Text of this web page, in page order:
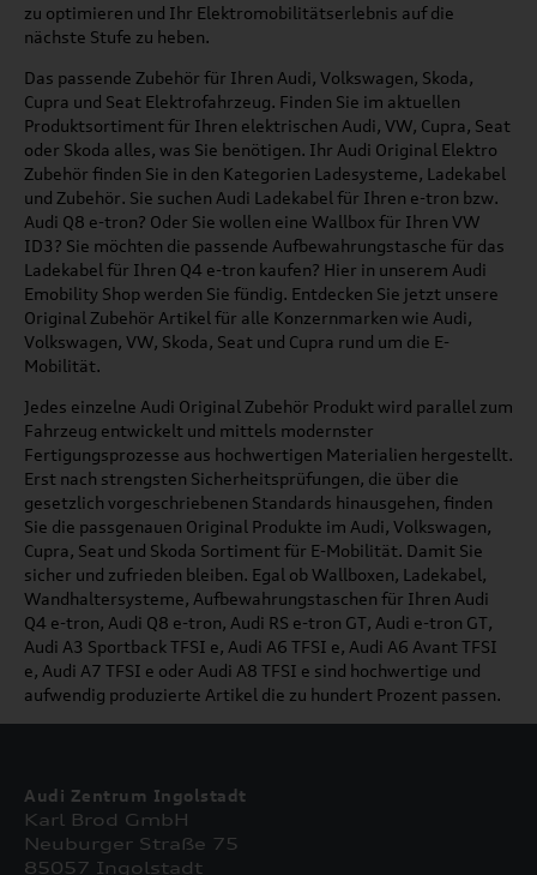
zu optimieren und Ihr Elektromobilitätserlebnis auf die
nächste Stufe zu heben.
Das passende Zubehör für Ihren Audi, Volkswagen, Skoda,
Cupra und Seat Elektrofahrzeug. Finden Sie im aktuellen
Produktsortiment für Ihren elektrischen Audi, VW, Cupra, Seat
oder Skoda alles, was Sie benötigen. Ihr Audi Original Elektro
Zubehör finden Sie in den Kategorien Ladesysteme, Ladekabel
und Zubehör. Sie suchen Audi Ladekabel für Ihren e-tron bzw.
Audi Q8 e-tron? Oder Sie wollen eine Wallbox für Ihren VW
ID3? Sie möchten die passende Aufbewahrungstasche für das
Ladekabel für Ihren Q4 e-tron kaufen? Hier in unserem Audi
Emobility Shop werden Sie fündig. Entdecken Sie jetzt unsere
Original Zubehör Artikel für alle Konzernmarken wie Audi,
Volkswagen, VW, Skoda, Seat und Cupra rund um die E-
Mobilität.
Jedes einzelne Audi Original Zubehör Produkt wird parallel zum
Fahrzeug entwickelt und mittels modernster
Fertigungsprozesse aus hochwertigen Materialien hergestellt.
Erst nach strengsten Sicherheitsprüfungen, die über die
gesetzlich vorgeschriebenen Standards hinausgehen, finden
Sie die passgenauen Original Produkte im Audi, Volkswagen,
Cupra, Seat und Skoda Sortiment für E-Mobilität. Damit Sie
sicher und zufrieden bleiben. Egal ob Wallboxen, Ladekabel,
Wandhaltersysteme, Aufbewahrungstaschen für Ihren Audi
Q4 e-tron, Audi Q8 e-tron, Audi RS e-tron GT, Audi e-tron GT,
Audi A3 Sportback TFSI e, Audi A6 TFSI e, Audi A6 Avant TFSI
e, Audi A7 TFSI e oder Audi A8 TFSI e sind hochwertige und
aufwendig produzierte Artikel die zu hundert Prozent passen.
Audi Zentrum Ingolstadt
Karl Brod GmbH
Neuburger Straße 75
85057 Ingolstadt